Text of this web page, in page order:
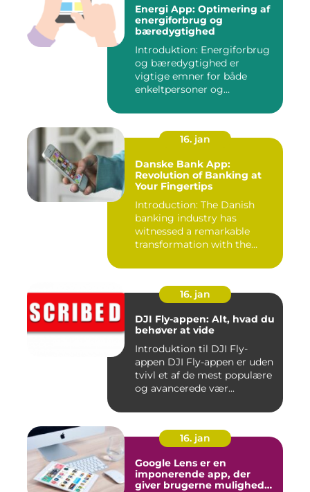
Energi App: Optimering af
energiforbrug og
bæredygtighed
Introduktion: Energiforbrug
og bæredygtighed er
vigtige emner for både
enkeltpersoner og
16. jan
Danske Bank App:
Revolution of Banking at
Your Fingertips
Introduction: The Danish
banking industry has
witnessed a remarkable
transformation with the
16. jan
DJI Fly-appen: Alt, hvad du
behøver at vide
Introduktion til DJI Fly-
appen DJI Fly-appen er uden
tvivl et af de mest populære
og avancerede vær...
16. jan
Google Lens er en
imponerende app, der
giver brugerne mulighed